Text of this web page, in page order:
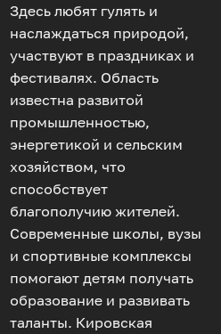
Здесь любят гулять и
наслаждаться природой,
участвуют в праздниках и
фестивалях. Область
известна развитой
промышленностью,
энергетикой и сельским
хозяйством, что
способствует
благополучию жителей.
Современные школы, вузы
и спортивные комплексы
помогают детям получать
образование и развивать
таланты. Кировская